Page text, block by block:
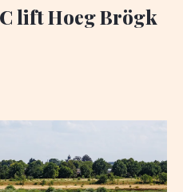
lift Hoeg Brögk